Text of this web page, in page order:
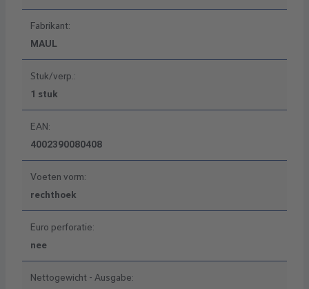
Fabrikant:
MAUL
Stuk/verp.:
1 stuk
EAN:
4002390080408
Voeten vorm:
rechthoek
Euro perforatie:
nee
Nettogewicht - Ausgabe: